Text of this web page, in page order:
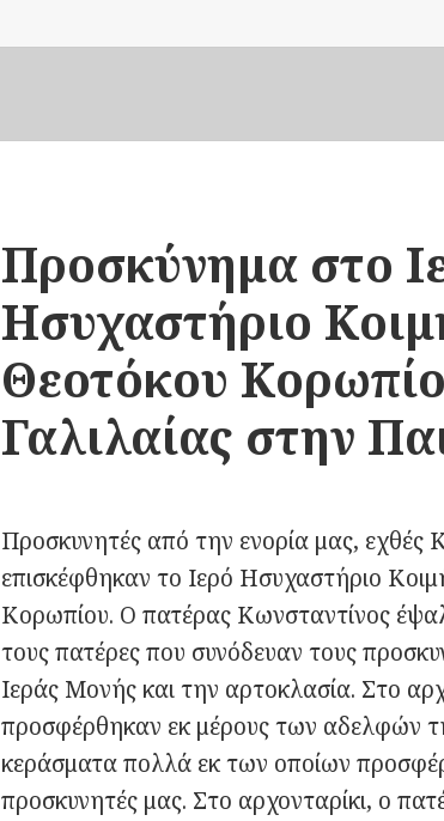
Προσκύνημα στο
Ησυχαστήριο
Θεοτόκου
Γαλιλαίας στην
Προσκυνητές από την ενορία μας, εχθές
επισκέφθηκαν το Ιερό Ησυχαστήριο
Κορωπίου. Ο πατέρας Κωνσταντίνος
τους πατέρες που συνόδευαν τους
Ιεράς Μονής και την αρτοκλασία. Στο
προσφέρθηκαν εκ μέρους των αδελφών
κεράσματα πολλά εκ των οποίων
προσκυνητές μας. Στο αρχονταρίκι, ο